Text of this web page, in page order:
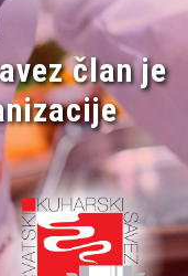
član je